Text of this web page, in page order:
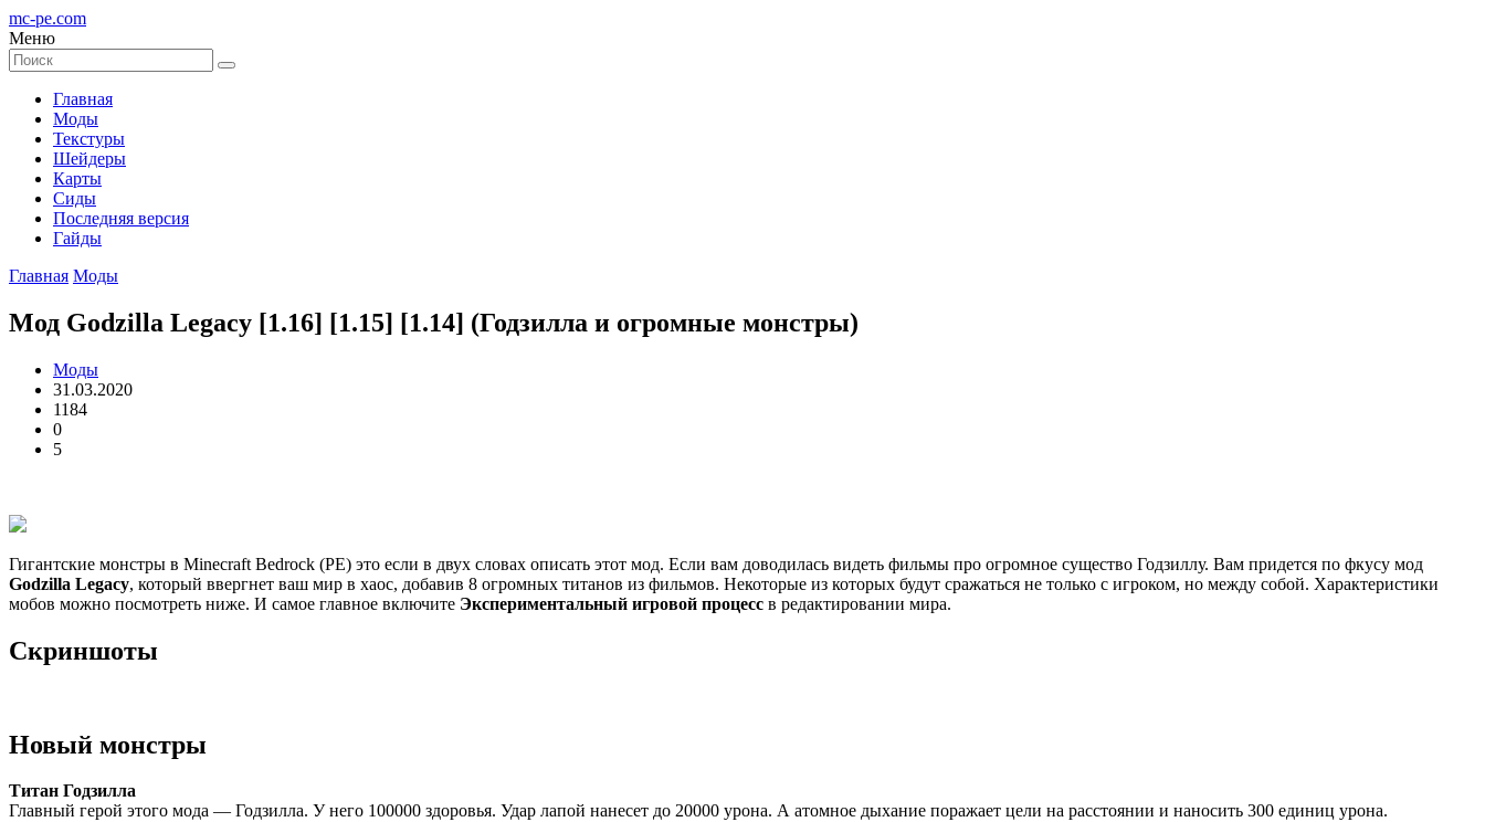
mc-pe.com
Меню
Главная
Моды
Текстуры
Шейдеры
Карты
Сиды
Последняя версия
Гайды
Главная Моды
Мод Godzilla Legacy [1.16] [1.15] [1.14] (Годзилла и огромные монстры)
Моды
31.03.2020
1184
0
5
Гигантские монстры в Minecraft Bedrock (PE) это если в двух словах описать этот мод. Если вам доводилась видеть фильмы про огромное существо Годзиллу. Вам придется по фкусу мод
Godzilla Legacy, который ввергнет ваш мир в хаос, добавив 8 огромных титанов из фильмов. Некоторые из которых будут сражаться не только с игроком, но между собой. Характеристики
мобов можно посмотреть ниже. И самое главное включите Экспериментальный игровой процесс в редактировании мира.
Скриншоты
Новый монстры
Титан Годзилла
Главный герой этого мода — Годзилла. У него 100000 здоровья. Удар лапой нанесет до 20000 урона. А атомное дыхание поражает цели на расстоянии и наносить 300 единиц урона.